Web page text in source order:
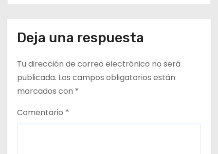
t
a
d
a
Deja una respuesta
Tu dirección de correo electrónico no será
publicada. Los campos obligatorios están
marcados con *
Comentario *